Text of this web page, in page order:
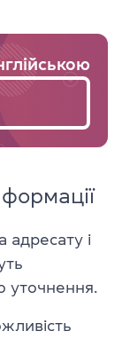
адресату і
уточнення.